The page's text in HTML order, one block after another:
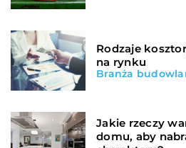
Rodzaje
na rynku
Branża
Jakie rzeczy
domu, aby